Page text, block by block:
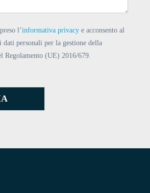
l’informativa privacy e acconsento al
dati personali per la gestione della
Regolamento (UE) 2016/679.